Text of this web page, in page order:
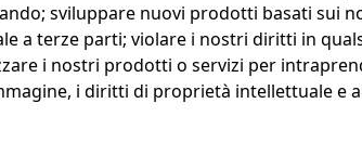
sviluppare nuovi prodotti basati sui
a terze parti; violare i nostri diritti in
i nostri prodotti o servizi per
i diritti di proprietà intellettuale e